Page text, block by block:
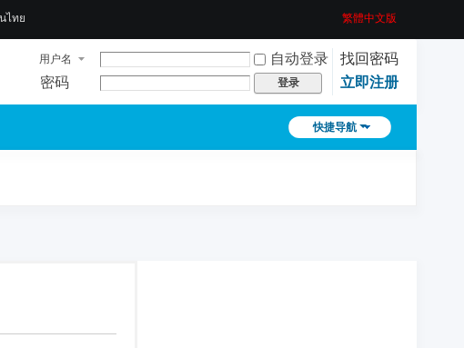
ไทย 繁體中文版
用户名 自动登录
找回密码
密码
登录 立即注册
快捷导航